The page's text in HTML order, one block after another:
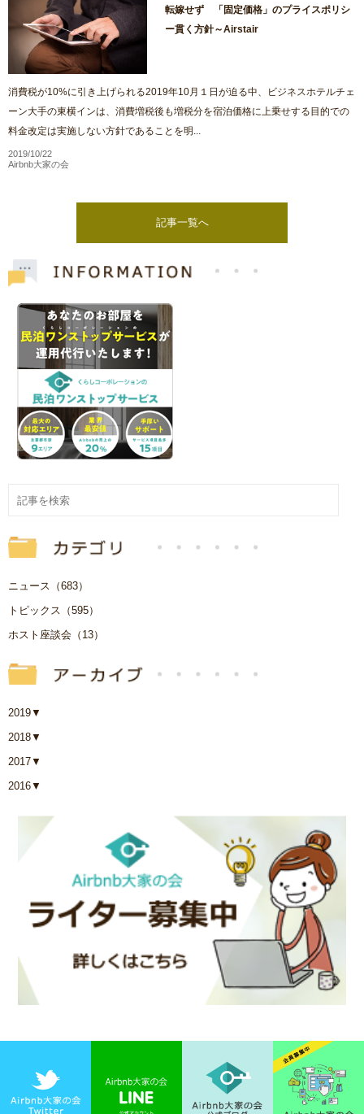
転嫁せず 「固定価格」のプライスポリシ
ー貫く方針～Airstair
消費税が10%に引き上げられる2019年10月１日が迫る中、ビジネスホテルチェ
ーン大手の東横インは、消費増税後も増税分を宿泊価格に上乗せする目的での
料金改定は実施しない方針であることを明...
2019/10/22
Airbnb大家の会
記事一覧へ
ニュース（683）
トピックス（595）
ホスト座談会（13）
2019▼
2018▼
2017▼
2016▼